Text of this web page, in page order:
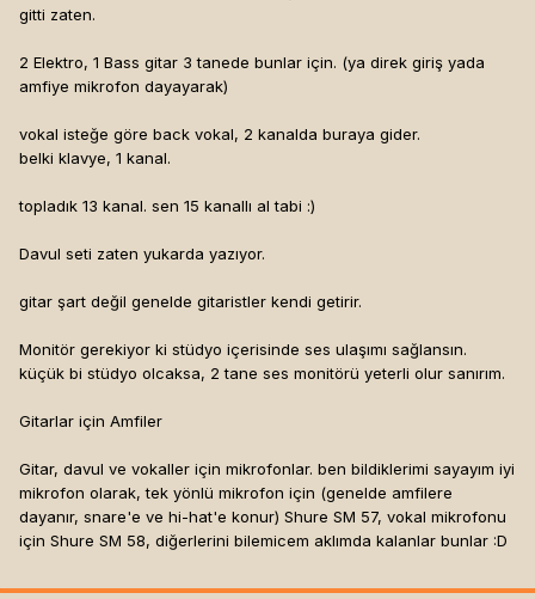
gitti zaten.
2 Elektro, 1 Bass gitar 3 tanede bunlar için. (ya direk giriş yada
amfiye mikrofon dayayarak)
vokal isteğe göre back vokal, 2 kanalda buraya gider.
belki klavye, 1 kanal.
topladık 13 kanal. sen 15 kanallı al tabi :)
Davul seti zaten yukarda yazıyor.
gitar şart değil genelde gitaristler kendi getirir.
Monitör gerekiyor ki stüdyo içerisinde ses ulaşımı sağlansın.
küçük bi stüdyo olcaksa, 2 tane ses monitörü yeterli olur sanırım.
Gitarlar için Amfiler
Gitar, davul ve vokaller için mikrofonlar. ben bildiklerimi sayayım iyi
mikrofon olarak, tek yönlü mikrofon için (genelde amfilere
dayanır, snare'e ve hi-hat'e konur) Shure SM 57, vokal mikrofonu
için Shure SM 58, diğerlerini bilemicem aklımda kalanlar bunlar :D